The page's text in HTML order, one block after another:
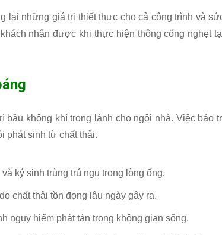
lại những giá trị thiết thực cho cả công trình và
nhận được khi thực hiện thông cống nghẹt
bầu không khí trong lành cho ngôi nhà. Việc bảo
phát sinh từ chất thải.
ký sinh trùng trú ngụ trong lòng ống.
chất thải tồn đọng lâu ngày gây ra.
nguy hiểm phát tán trong không gian sống.